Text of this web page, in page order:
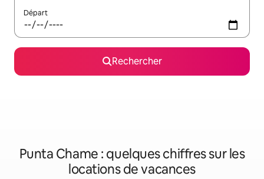
Départ
Rechercher
Punta Chame : quelques chiffres sur les
locations de vacances